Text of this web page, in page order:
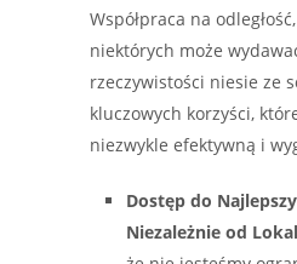
Współpraca na
niektórych może
rzeczywistości niesie ze
kluczowych korzyści,
niezwykle efektywną i
Dostęp do
Niezależnie od